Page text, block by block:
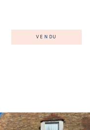
VENDU